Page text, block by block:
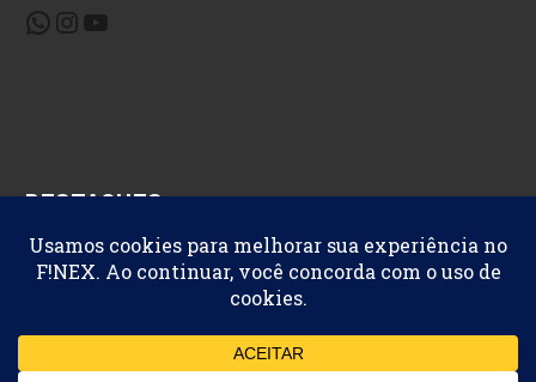
WhatsApp
Instagram
Youtube
DESTAQUES
BenefíciosGrupo GrátisOfertasPromoções
Finance Express © 2026 F!NEX. Um site